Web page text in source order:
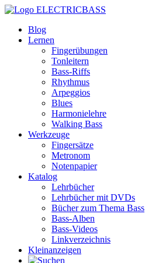
ELECTRICBASS
Blog
Lernen
Fingerübungen
Tonleitern
Bass-Riffs
Rhythmus
Arpeggios
Blues
Harmonielehre
Walking Bass
Werkzeuge
Fingersätze
Metronom
Notenpapier
Katalog
Lehrbücher
Lehrbücher mit DVDs
Bücher zum Thema Bass
Bass-Alben
Bass-Videos
Linkverzeichnis
Kleinanzeigen